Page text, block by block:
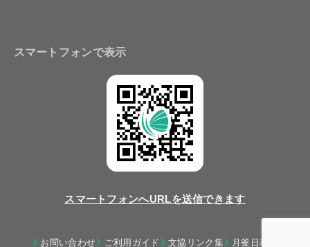
スマートフォンで表示
スマートフォンへURLを送信できます
お問い合わせ ご利用ガイド 文協リンク集 月釜日程表